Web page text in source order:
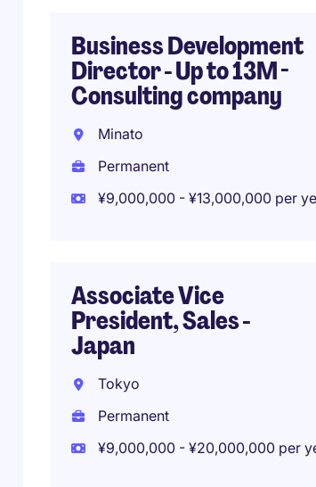
Business Development
Director - Up to 13M -
Consulting company
Minato
Permanent
¥9,000,000 - ¥13,000,000 per
Associate Vice
President, Sales -
Japan
Tokyo
Permanent
¥9,000,000 - ¥20,000,000 per